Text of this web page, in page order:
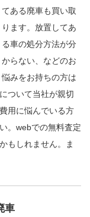
てある廃車も買い取
ります。放置してあ
る車の処分方法が分
からない、などのお
悩みをお持ちの方は
ついて当社が親切
用に悩んでいる方
。webでの無料査定
もしれません。ま
車